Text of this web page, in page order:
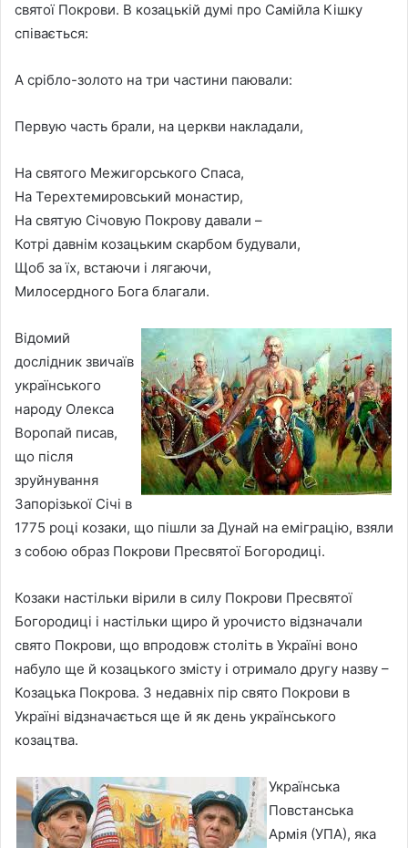
святої Покрови. В козацькій думі про Самійла Кішку
співається:
А срібло-золото на три частини паювали:
Первую часть брали, на церкви накладали,
На святого Межигорського Спаса,
На Терехтемировський монастир,
На святую Січовую Покрову давали –
Котрі давнім козацьким скарбом будували,
Щоб за їх, встаючи і лягаючи,
Милосердного Бога благали.
Відомий
дослідник звичаїв
українського
народу Олекса
Воропай писав,
що після
зруйнування
Запорізької Січі в
1775 році козаки, що пішли за Дунай на еміграцію, взяли
з собою образ Покрови Пресвятої Богородиці.
Козаки настільки вірили в силу Покрови Пресвятої
Богородиці і настільки щиро й урочисто відзначали
свято Покрови, що впродовж століть в Українi воно
набуло ще й козацького змісту і отримало другу назву –
Козацька Покрова. З недавніх пір свято Покрови в
Україні вiдзначається ще й як день українського
козацтва.
Українська
Повстанська
Армія (УПА), яка